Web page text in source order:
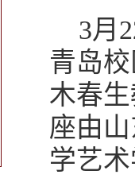
3月
青岛
木春
座由
学艺